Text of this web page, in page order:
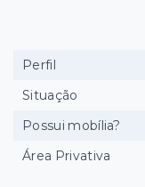
Perfil
Situação
Possui mobília?
Área Privativa